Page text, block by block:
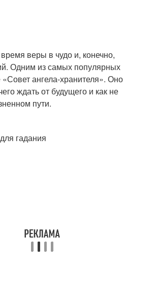
веры в чудо и, конечно,
Одним из самых популярных
«Совет ангела-хранителя». Оно
ждать от будущего и как не
пути.
гадания